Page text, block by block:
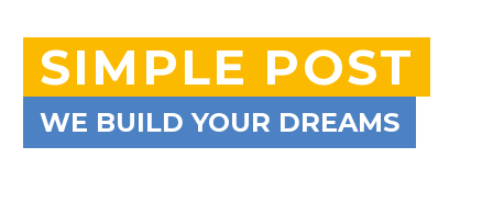
SIMPLE POST
WE BUILD YOUR DREAMS